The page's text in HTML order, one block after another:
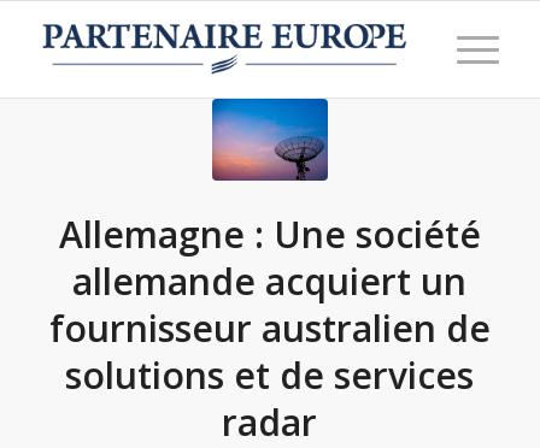
Allemagne : Une société
allemande acquiert un
fournisseur australien de
solutions et de services
radar